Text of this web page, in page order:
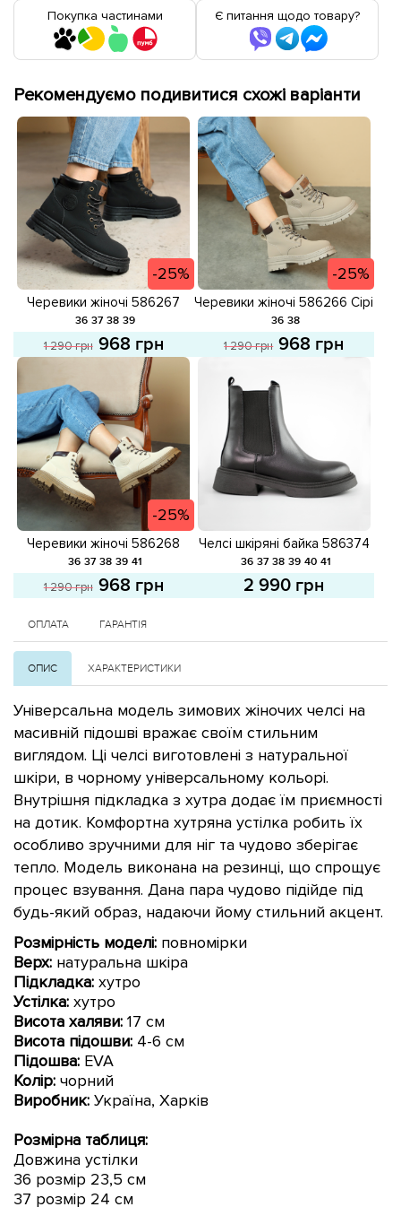
Покупка частинами Є питання щодо товару?
Рекомендуємо подивитися схожі варіанти
-25%
Черевики жіночі 586267
Чорні розпродаж
36 37 38 39
1 290 грн 968 грн
-25%
Черевики жіночі 586266 Сірі
розпродаж
36 38
1 290 грн 968 грн
-25%
Черевики жіночі 586268
Світло-бежеві розпродаж
36 37 38 39 41
1 290 грн 968 грн
Челсі шкіряні байка 586374
Чорні
36 37 38 39 40 41
2 990 грн
ОПЛАТА ГАРАНТІЯ
ОПИС ХАРАКТЕРИСТИКИ
Універсальна модель зимових жіночих челсі на
масивній підошві вражає своїм стильним
виглядом. Ці челсі виготовлені з натуральної
шкіри, в чорному універсальному кольорі.
Внутрішня підкладка з хутра додає їм приємності
на дотик. Комфортна хутряна устілка робить їх
особливо зручними для ніг та чудово зберігає
тепло. Модель виконана на резинці, що спрощує
процес взування. Дана пара чудово підійде під
будь-який образ, надаючи йому стильний акцент.
Розмірність моделі: повномірки
Верх: натуральна шкіра
Підкладка: хутро
Устілка: хутро
Висота халяви: 17 см
Висота підошви: 4-6 см
Підошва: EVA
Колір: чорний
Виробник: Україна, Харків
Розмірна таблиця:
Довжина устілки
36 розмір 23,5 см
37 розмір 24 см